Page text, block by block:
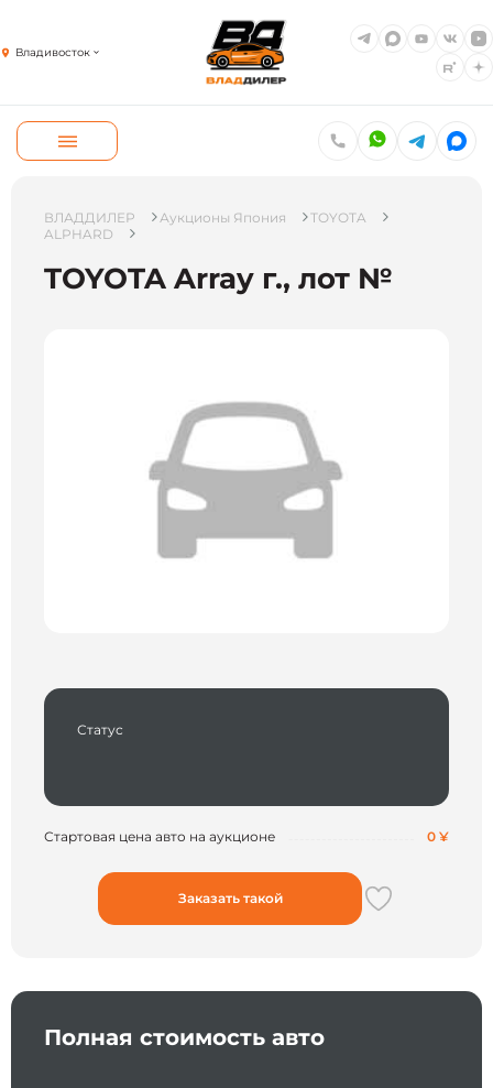
Владивосток
ВЛАДДИЛЕР Аукционы Япония
TOYOTA
ALPHARD
TOYOTA Array г., лот №
Статус
Стартовая цена авто на аукционе 0 ¥
Заказать такой
Полная стоимость авто